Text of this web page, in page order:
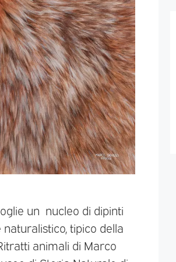
un nucleo di dipinti
tipico della
animali di Marco